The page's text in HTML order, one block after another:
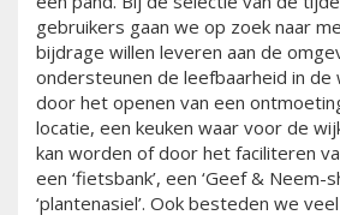
gebruikers gaan we op zoek naar
bijdrage willen leveren aan de
ondersteunen de leefbaarheid in de
door het openen van een
locatie, een keuken waar voor de
kan worden of door het faciliteren
een ‘fietsbank’, een ‘Geef & Neem-
‘plantenasiel’. Ook besteden we